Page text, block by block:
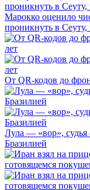
Марокко оценило
проникнуть в Сеуту,
От QR-кодов до
Лула — «вор»,
Бразилией